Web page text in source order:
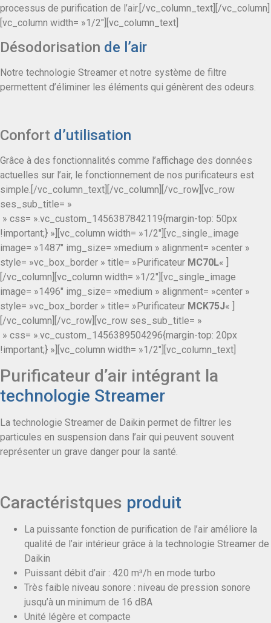
processus de purification de l’air.[/vc_column_text][/vc_column]
[vc_column width= »1/2″][vc_column_text]
Désodorisation de l’air
Notre technologie Streamer et notre système de filtre
permettent d’éliminer les éléments qui génèrent des odeurs.
Confort d’utilisation
Grâce à des fonctionnalités comme l’affichage des données
actuelles sur l’air, le fonctionnement de nos purificateurs est
simple.[/vc_column_text][/vc_column][/vc_row][vc_row
ses_sub_title= »
» css= ».vc_custom_1456387842119{margin-top: 50px
!important;} »][vc_column width= »1/2″][vc_single_image
image= »1487″ img_size= »medium » alignment= »center »
style= »vc_box_border » title= »Purificateur MC70L« ]
[/vc_column][vc_column width= »1/2″][vc_single_image
image= »1496″ img_size= »medium » alignment= »center »
style= »vc_box_border » title= »Purificateur MCK75J« ]
[/vc_column][/vc_row][vc_row ses_sub_title= »
» css= ».vc_custom_1456389504296{margin-top: 20px
!important;} »][vc_column width= »1/2″][vc_column_text]
Purificateur d’air intégrant la
technologie Streamer
La technologie Streamer de Daikin permet de filtrer les
particules en suspension dans l’air qui peuvent souvent
représenter un grave danger pour la santé.
Caractéristques produit
La puissante fonction de purification de l’air améliore la
qualité de l’air intérieur grâce à la technologie Streamer de
Daikin
Puissant débit d’air : 420 m³/h en mode turbo
Très faible niveau sonore : niveau de pression sonore
jusqu’à un minimum de 16 dBA
Unité légère et compacte